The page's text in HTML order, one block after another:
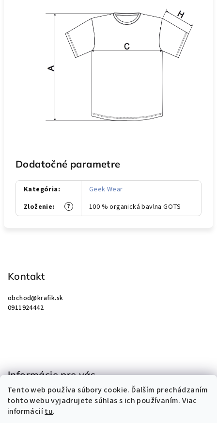
Tento web používa súbory cookie. Ďalším prechádzaním
tohto webu vyjadrujete súhlas s ich používaním. Viac
informáciítu.
Dodatočné parametre
Kategória:
Geek Wear
?
Zloženie: 100 % organická bavlna GOTS
Kontakt
obchod@krafik.sk
0911924442
Informácie pre vás
Obchodné podmienky
Podmienky ochrany osobných údajov